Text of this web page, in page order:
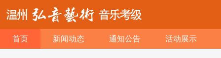
首页 新闻动态 通知公告 活动展示